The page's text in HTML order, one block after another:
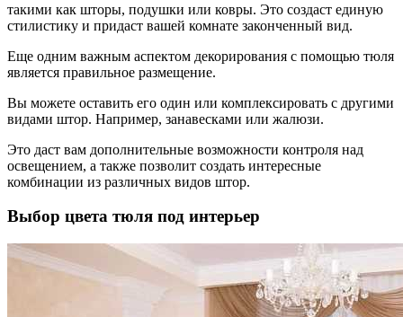
такими как шторы, подушки или ковры. Это создаст единую
стилистику и придаст вашей комнате законченный вид.
Еще одним важным аспектом декорирования с помощью тюля
является правильное размещение.
Вы можете оставить его один или комплексировать с другими
видами штор. Например, занавесками или жалюзи.
Это даст вам дополнительные возможности контроля над
освещением, а также позволит создать интересные
комбинации из различных видов штор.
Выбор цвета тюля под интерьер